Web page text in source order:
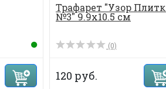
Трафарет "Узор
№3" 9.9х10.5 см
(0)
120 руб.